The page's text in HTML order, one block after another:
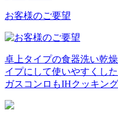
お客様のご要望
卓上タイプの食器洗い乾
イプにして使いやすくした
ガスコンロもIHクッキン